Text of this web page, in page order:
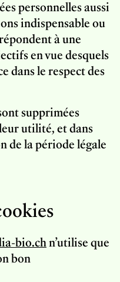
personnelles aussi
indispensable ou
à une
en vue desquels
dans le respect des
supprimées
utilité, et dans
de la période légale
bio.chn’utilise que
bon